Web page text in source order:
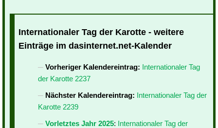
Internationaler Tag der Karotte - weitere
Einträge im dasinternet.net-Kalender
Vorheriger Kalendereintrag: Internationaler Tag
der Karotte 2237
Nächster Kalendereintrag: Internationaler Tag der
Karotte 2239
Vorletztes Jahr 2025: Internationaler Tag der